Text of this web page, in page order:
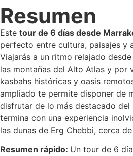
Resumen
Este tour de 6 días desde
perfecto entre cultura, paisajes y
Viajarás a un ritmo relajado
las montañas del Alto Atlas y por
kasbahs históricas y oasis
ampliado te permite disponer de
disfrutar de lo más destacado del
termina con una experiencia
las dunas de Erg Chebbi, cerca
Resumen rápido: Un tour de 6